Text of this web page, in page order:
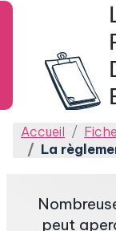
Accueil
La
peut